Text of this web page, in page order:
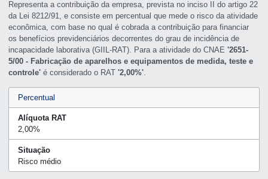
Representa a contribuição da empresa, prevista no inciso II do artigo 22
da Lei 8212/91, e consiste em percentual que mede o risco da atividade
econômica, com base no qual é cobrada a contribuição para financiar
os benefícios previdenciários decorrentes do grau de incidência de
incapacidade laborativa (GIIL-RAT). Para a atividade do CNAE'2651-
5/00 - Fabricação de aparelhos e equipamentos de medida, teste e
controle' é considerado o RAT'2,00%'.
Percentual
Alíquota RAT
2,00%
Situação
Risco médio